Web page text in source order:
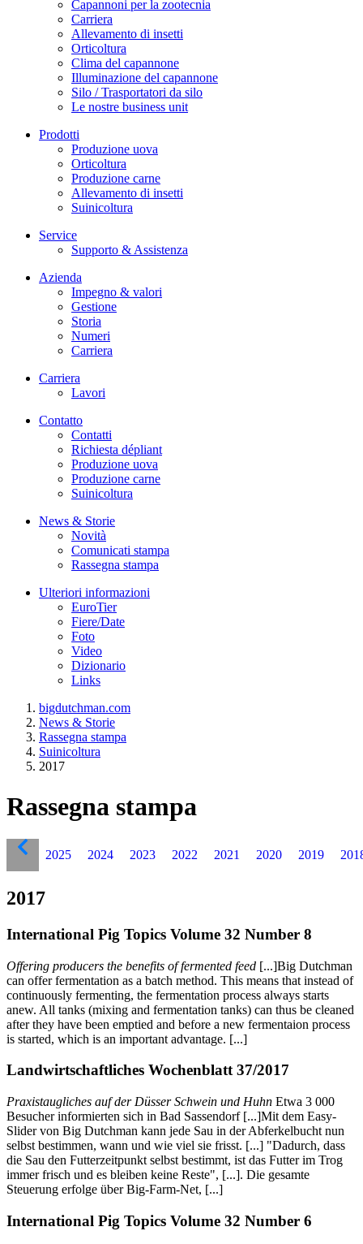
Capannoni per la zootecnia
Carriera
Allevamento di insetti
Orticoltura
Clima del capannone
Illuminazione del capannone
Silo / Trasportatori da silo
Le nostre business unit
Prodotti
Produzione uova
Orticoltura
Produzione carne
Allevamento di insetti
Suinicoltura
Service
Supporto & Assistenza
Azienda
Impegno & valori
Gestione
Storia
Numeri
Carriera
Carriera
Lavori
Contatto
Contatti
Richiesta dépliant
Produzione uova
Produzione carne
Suinicoltura
News & Storie
Novità
Comunicati stampa
Rassegna stampa
Ulteriori informazioni
EuroTier
Fiere/Date
Foto
Video
Dizionario
Links
bigdutchman.com
News & Storie
Rassegna stampa
Suinicoltura
2017
Rassegna stampa
2025 2024 2023 2022 2021 2020 2019
2017
International Pig Topics Volume 32 Number 8
Offering producers the benefits of fermented feed [...]Big Dutchman
can offer fermentation as a batch method. This means that instead of
continuously fermenting, the fermentation process always starts
anew. All tanks (mixing and fermentation tanks) can thus be cleaned
after they have been emptied and before a new fermentaion process
is started, which is an important advantage. [...]
Landwirtschaftliches Wochenblatt 37/2017
Praxistaugliches auf der Düsser Schwein und Huhn Etwa 3 000
Besucher informierten sich in Bad Sassendorf [...]Mit dem Easy-
Slider von Big Dutchman kann jede Sau in der Abferkelbucht nun
selbst bestimmen, wann und wie viel sie frisst. [...] "Dadurch, dass
die Sau den Futterzeitpunkt selbst bestimmt, ist das Futter im Trog
immer frisch und es bleiben keine Reste", [...]. Die gesamte
Steuerung erfolge über Big-Farm-Net, [...]
International Pig Topics Volume 32 Number 6